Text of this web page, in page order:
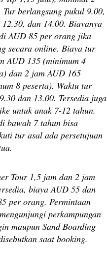
Tur berlangsung pukul 9.00,
12.30, dan 14.00. Biayanya
AUD 85 per orang jika
secara online. Biaya tur
AUD 135 (minimum 4
dan 2 jam AUD 165
8 peserta). Waktu tur
dan 13.00. Tersedia juga
untuk anak 7-12 tahun.
bawah 7 tahun bisa
tur asal ada persetujuan
Tour 1,5 jam dan 2 jam
biaya AUD 55 dan
per orang. Permintaan
perkampungan
maupun Sand Boarding
saat booking.